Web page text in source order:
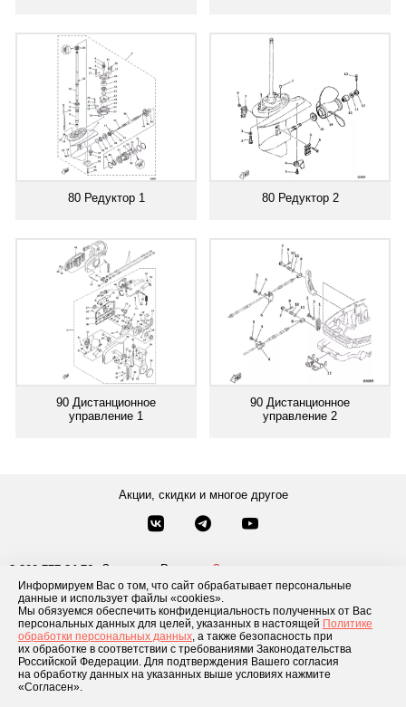
Информируем Вас о том, что сайт обрабатывает персональные
данные и использует файлы «cookies».
Мы обязуемся обеспечить конфиденциальность полученных от Вас
персональных данных для целей, указанных в настоящей Политике
обработки персональных данных, а также безопасность при
их обработке в соответствии с требованиями Законодательства
Российской Федерации. Для подтверждения Вашего согласия
на обработку данных на указанных выше условиях нажмите
«Согласен».
80 Редуктор 1 80 Редуктор 2
90 Дистанционное
управление 1
90 Дистанционное
управление 2
Акции, скидки и многое другое
8-800-777-84-76 Звонки по России
Заказать звонок
8 495 181-69-06
Москва
Каталог товаров О компании Доставка и оплата Блог
Условия рассрочки
Контакты